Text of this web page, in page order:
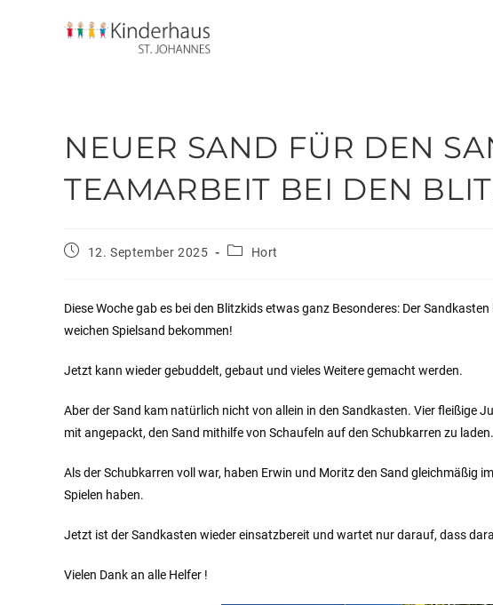
NEUER SAND FÜR DEN
TEAMARBEIT BEI DEN
12. September 2025 Hort
Diese Woche gab es bei den Blitzkids etwas ganz Besonderes: Der
weichen Spielsand bekommen!
Jetzt kann wieder gebuddelt, gebaut und vieles Weitere gemacht werden.
Aber der Sand kam natürlich nicht von allein in den Sandkasten. Vier fleißige
mit angepackt, den Sand mithilfe von Schaufeln auf den Schubkarren zu laden.
Als der Schubkarren voll war, haben Erwin und Moritz den Sand gleichmäßig
Spielen haben.
Jetzt ist der Sandkasten wieder einsatzbereit und wartet nur darauf, dass
Vielen Dank an alle Helfer !